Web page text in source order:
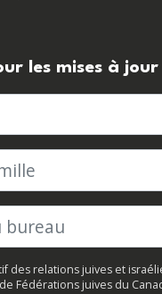
les mises à jour
des relations juives et
Fédérations juives du